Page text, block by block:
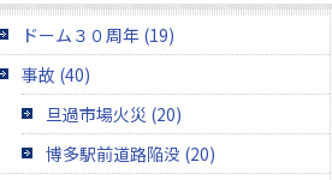
ドーム３０周年 (19)
事故 (40)
旦過市場火災 (20)
博多駅前道路陥没 (20)